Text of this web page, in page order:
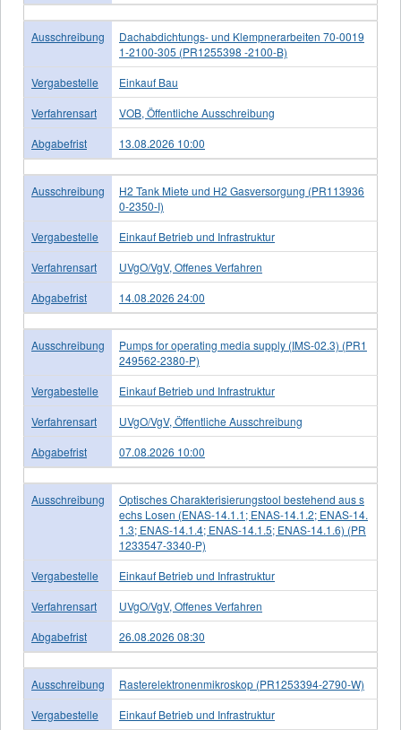
Ausschreibung
Dachabdichtungs- und Klempnerarbeiten 70-0019
1-2100-305 (PR1255398 -2100-B)
Vergabestelle
Einkauf Bau
Verfahrensart
VOB, Öffentliche Ausschreibung
Abgabefrist
13.08.2026 10:00
Ausschreibung
H2 Tank Miete und H2 Gasversorgung (PR113936
0-2350-I)
Vergabestelle
Einkauf Betrieb und Infrastruktur
Verfahrensart
UVgO/VgV, Offenes Verfahren
Abgabefrist
14.08.2026 24:00
Ausschreibung
Pumps for operating media supply (IMS-02.3) (PR1
249562-2380-P)
Vergabestelle
Einkauf Betrieb und Infrastruktur
Verfahrensart
UVgO/VgV, Öffentliche Ausschreibung
Abgabefrist
07.08.2026 10:00
Ausschreibung
Optisches Charakterisierungstool bestehend aus s
echs Losen (ENAS-14.1.1; ENAS-14.1.2; ENAS-14.
1.3; ENAS-14.1.4; ENAS-14.1.5; ENAS-14.1.6) (PR
1233547-3340-P)
Vergabestelle
Einkauf Betrieb und Infrastruktur
Verfahrensart
UVgO/VgV, Offenes Verfahren
Abgabefrist
26.08.2026 08:30
Ausschreibung
Rasterelektronenmikroskop (PR1253394-2790-W)
Vergabestelle
Einkauf Betrieb und Infrastruktur